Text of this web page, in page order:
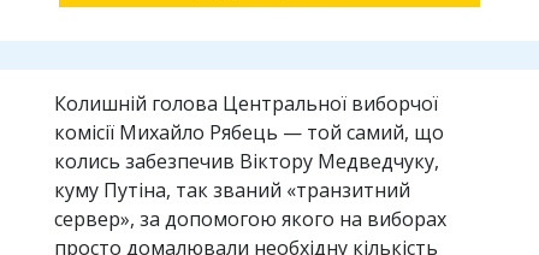
Колишній голова Центральної виборчої
комісії Михайло Рябець — той самий, що
колись забезпечив Віктору Медведчуку,
куму Путіна, так званий «транзитний
сервер», за допомогою якого на виборах
просто домалювали необхідну кількість